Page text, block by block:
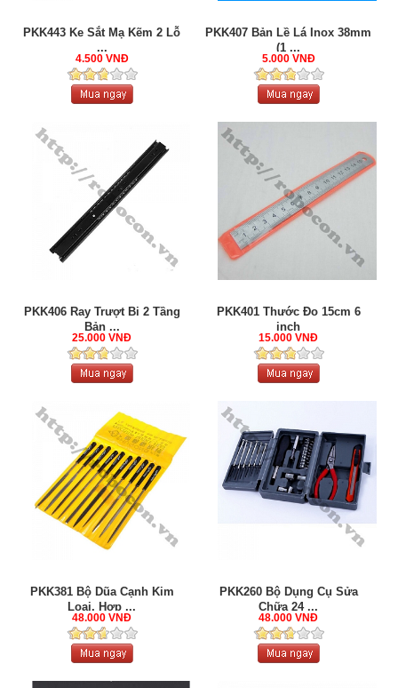
PKK443 Ke Sắt Mạ Kẽm 2 Lỗ
...
4.500 VNĐ
PKK407 Bản Lề Lá Inox 38mm
(1 ...
5.000 VNĐ
PKK406 Ray Trượt Bi 2 Tầng
Bản ...
25.000 VNĐ
PKK401 Thước Đo 15cm 6
inch
15.000 VNĐ
PKK381 Bộ Dũa Cạnh Kim
Loại, Hợp ...
48.000 VNĐ
PKK260 Bộ Dụng Cụ Sửa
Chữa 24 ...
48.000 VNĐ